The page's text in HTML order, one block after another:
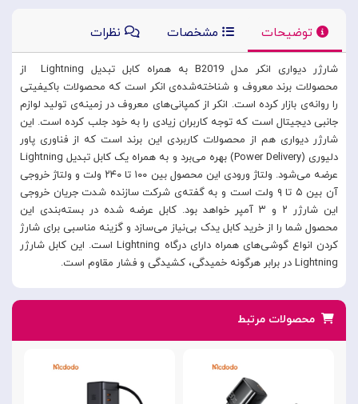
توضیحات مشخصات نظرات
شارژر دیواری انکر مدل B2019 به همراه کابل تبدیل Lightning از
محصولات برند معروف و شناخته‌شده‌ی انکر است که محصولات باکیفیتی
را روانه‌ی بازار کرده است. انکر از کمپانی‌های معروف در زمینه‌ی تولید لوازم
جانبی دیجیتال است که توجه کاربران زیادی را به خود جلب کرده است. این
شارژر دیواری هم از محصولات کاربردی این برند است که از فناوری پاور
دلیوری (Power Delivery) بهره می‌برد و به همراه یک کابل تبدیل Lightning
عرضه می‌شود. ولتاژ ورودی این محصول بین ۱۰۰ تا ۲۴۰ ولت و ولتاژ خروجی
آن بین ۵ تا ۹ ولت است و به گفته‌ی شرکت سازنده شدت جریان خروجی
این شارژر ۲ و ۳ آمپر خواهد بود. کابل عرضه شده در بسته‌بندی این
محصول شما را از خرید کابل یدک بی‌نیاز می‌سازد و گزینه مناسبی برای شارژ
کردن انواع گوشی‌های همراه دارای درگاه Lightning است. این کابل شارژر
Lightning در برابر هرگونه خمیدگی، کشیدگی و فشار مقاوم است.
محصولات مرتبط